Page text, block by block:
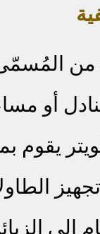
من
أو
يقوم
إلى